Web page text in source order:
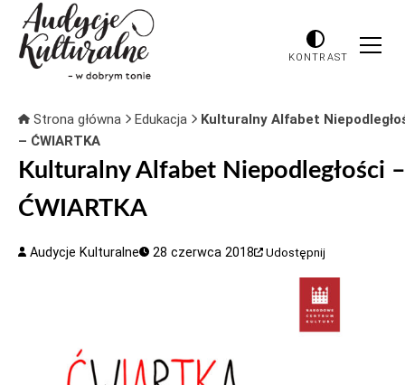
KONTRAST
Strona główna Edukacja
Kulturalny Alfabet
– ĆWIARTKA
Kulturalny Alfabet Niepodległości –
ĆWIARTKA
Audycje Kulturalne 28 czerwca 2018 Udostępnij